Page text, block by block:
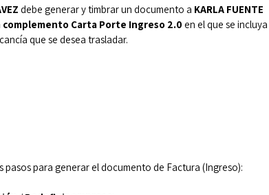
debe generar y timbrar un documento a KARLA FUENTE
complemento Carta Porte Ingreso 2.0 en el que se incluya
que se desea trasladar.
para generar el documento de Factura (Ingreso):